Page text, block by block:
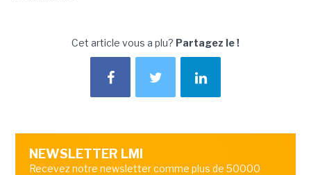
Cet article vous a plu? Partagez le !
NEWSLETTER LMI
Recevez notre newsletter comme plus de 50000